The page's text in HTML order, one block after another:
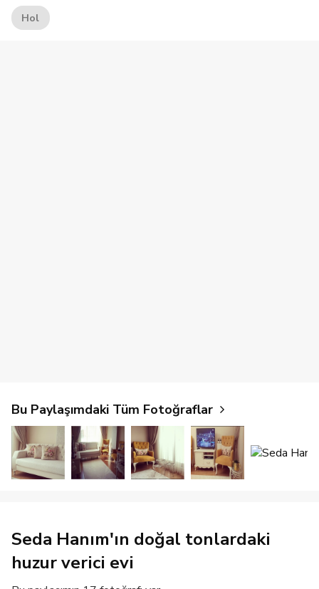
Hol
Bu Paylaşımdaki Tüm Fotoğraflar
Seda Hanım'ın doğal tonlardaki
huzur verici evi